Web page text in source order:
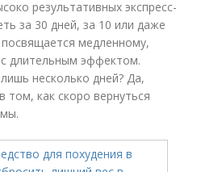
результативных экспресс-
за 30 дней, за 10 или даже
медленному,
длительным эффектом.
несколько дней? Да,
том, как скоро вернуться